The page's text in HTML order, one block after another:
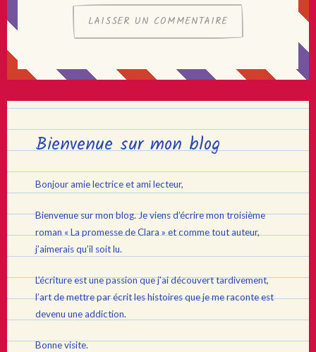
Bienvenue sur mon blog
Bonjour amie lectrice et ami lecteur,
Bienvenue sur mon blog. Je viens d’écrire mon troisième
roman « La promesse de Clara » et comme tout auteur,
j’aimerais qu’il soit lu.
L’écriture est une passion que j’ai découvert tardivement,
l’art de mettre par écrit les histoires que je me raconte est
devenu une addiction.
Bonne visite.